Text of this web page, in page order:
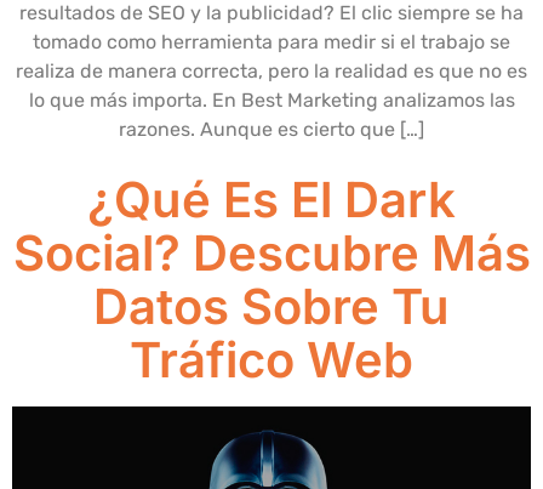
resultados de SEO y la publicidad? El clic siempre se ha
tomado como herramienta para medir si el trabajo se
realiza de manera correcta, pero la realidad es que no es
lo que más importa. En Best Marketing analizamos las
razones. Aunque es cierto que […]
¿Qué Es El Dark
Social? Descubre Más
Datos Sobre Tu
Tráfico Web